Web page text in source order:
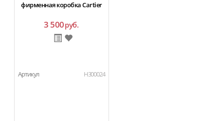
фирменная коробка Cartier
3 500руб.
Артикул H300024